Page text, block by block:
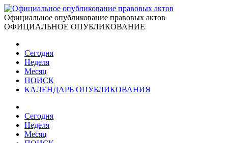
Официальное опубликование правовых актов
ОФИЦИАЛЬНОЕ ОПУБЛИКОВАНИЕ
Сегодня
Неделя
Месяц
ПОИСК
КАЛЕНДАРЬ ОПУБЛИКОВАНИЯ
Сегодня
Неделя
Месяц